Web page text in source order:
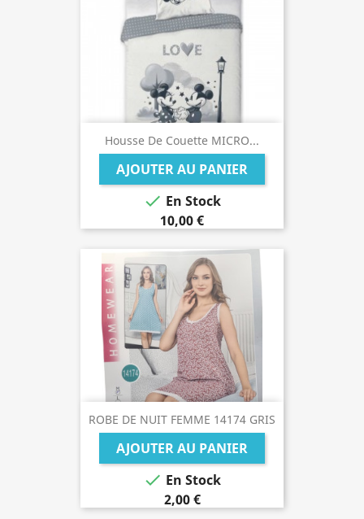
Housse De Couette MICRO...
AJOUTER AU PANIER
 En Stock
10,00 €
ROBE DE NUIT FEMME 14174 GRIS
AJOUTER AU PANIER
 En Stock
2,00 €